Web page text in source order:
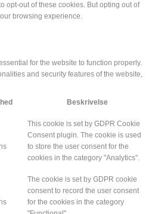
opt-out of these cookies. But opting out of
browsing experience.
for the website to function properly.
and security features of the website,
Beskrivelse
This cookie is set by GDPR Cookie
Consent plugin. The cookie is used
to store the user consent for the
cookies in the category "Analytics".
The cookie is set by GDPR cookie
consent to record the user consent
for the cookies in the category